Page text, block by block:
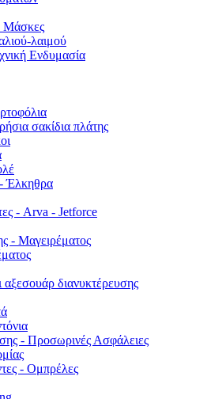
Μάσκες
λαιμού
Ενδυμασία
σακίδια πλάτης
- Έλκηθρα
- Arva - Jetforce
- Μαγειρέματος
διανυκτέρευσης
- Προσωρινές Ασφάλειες
- Ομπρέλες